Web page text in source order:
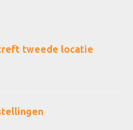
tweede locatie